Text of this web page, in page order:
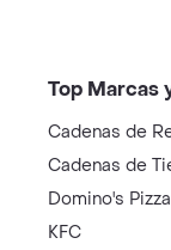
Top Marcas
Cadenas de
Cadenas de
Domino's Pizza
KFC